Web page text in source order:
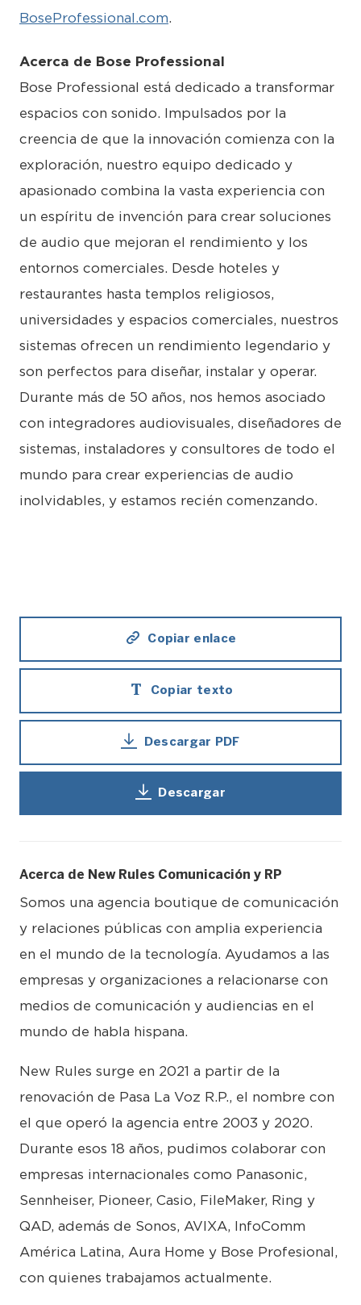
BoseProfessional.com.
Acerca de Bose Professional
Bose Professional está dedicado a transformar
espacios con sonido. Impulsados por la
creencia de que la innovación comienza con la
exploración, nuestro equipo dedicado y
apasionado combina la vasta experiencia con
un espíritu de invención para crear soluciones
de audio que mejoran el rendimiento y los
entornos comerciales. Desde hoteles y
restaurantes hasta templos religiosos,
universidades y espacios comerciales, nuestros
sistemas ofrecen un rendimiento legendario y
son perfectos para diseñar, instalar y operar.
Durante más de 50 años, nos hemos asociado
con integradores audiovisuales, diseñadores de
sistemas, instaladores y consultores de todo el
mundo para crear experiencias de audio
inolvidables, y estamos recién comenzando.
Copiar enlace
Copiar texto
Descargar PDF
Descargar
Acerca de New Rules Comunicación y RP
Somos una agencia boutique de comunicación
y relaciones públicas con amplia experiencia
en el mundo de la tecnología. Ayudamos a las
empresas y organizaciones a relacionarse con
medios de comunicación y audiencias en el
mundo de habla hispana.
New Rules surge en 2021 a partir de la
renovación de Pasa La Voz R.P., el nombre con
el que operó la agencia entre 2003 y 2020.
Durante esos 18 años, pudimos colaborar con
empresas internacionales como Panasonic,
Sennheiser, Pioneer, Casio, FileMaker, Ring y
QAD, además de Sonos, AVIXA, InfoComm
América Latina, Aura Home y Bose Profesional,
con quienes trabajamos actualmente.